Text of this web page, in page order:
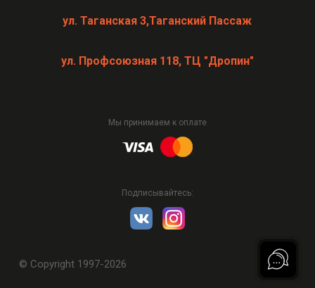
ул. Таганская 3,Таганский Пассаж
ул. Профсоюзная 118, ТЦ "Дропин"
Мы принимаем к оплате
Подписывайтесь:
© Copyright 1997-2026